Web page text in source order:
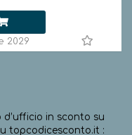
2029
in sconto su
topcodicesconto.it :